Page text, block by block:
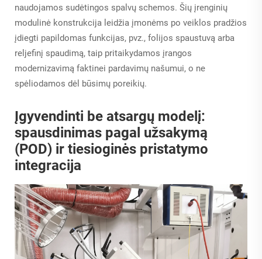
naudojamos sudėtingos spalvų schemos. Šių įrenginių
modulinė konstrukcija leidžia įmonėms po veiklos pradžios
įdiegti papildomas funkcijas, pvz., folijos spaustuvą arba
reljefinį spaudimą, taip pritaikydamos įrangos
modernizavimą faktinei pardavimų našumui, o ne
spėliodamos dėl būsimų poreikių.
Įgyvendinti be atsargų modelį:
spausdinimas pagal užsakymą
(POD) ir tiesioginės pristatymo
integracija